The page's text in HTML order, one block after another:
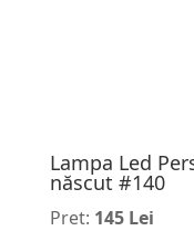
Lampa Led
născut #140
Pret: 145 Lei